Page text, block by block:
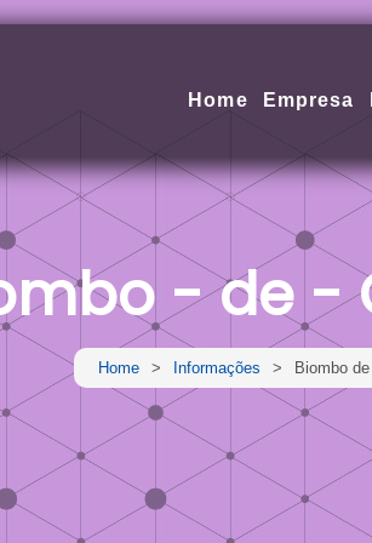
Home Empresa
- de -
Home Informações Biombo